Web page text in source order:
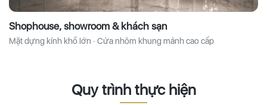
Shophouse, showroom & khách sạn
Mặt dựng kính khổ lớn · Cửa nhôm khung mảnh cao cấp
Quy trình thực hiện